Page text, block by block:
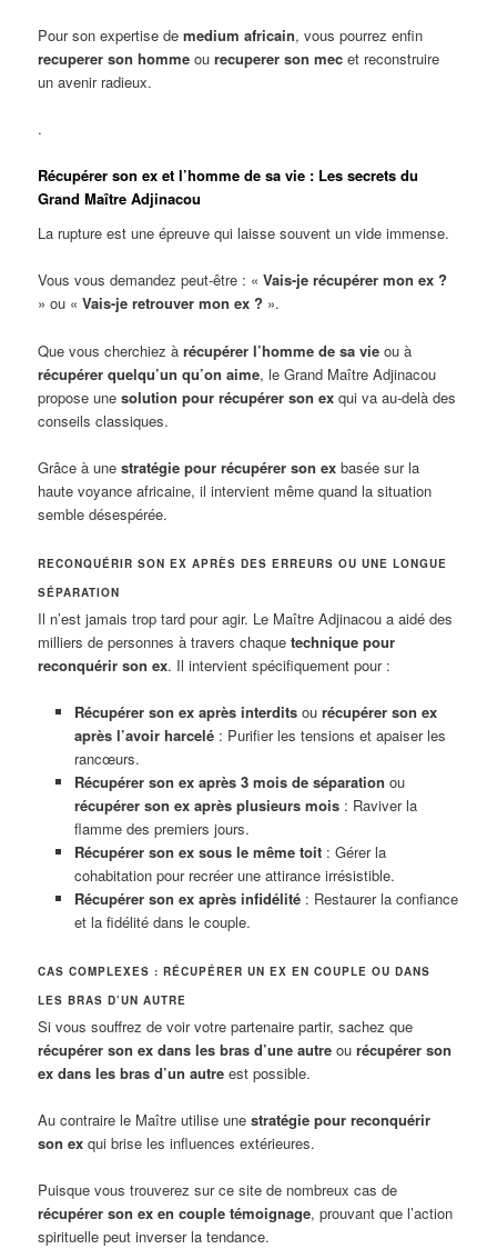
Pour son expertise demedium africain, vous pourrez enfin
recuperer son homme ourecuperer son mec et reconstruire
un avenir radieux.
.
Récupérer son ex et l’homme de sa vie : Les secrets du
Grand Maître Adjinacou
La rupture est une épreuve qui laisse souvent un vide immense.
Vous vous demandez peut-être : «Vais-je récupérer mon ex ?
» ou «Vais-je retrouver mon ex ? ».
Que vous cherchiez àrécupérer l’homme de sa vie ou à
récupérer quelqu’un qu’on aime, le Grand Maître Adjinacou
propose unesolution pour récupérer son ex qui va au-delà des
conseils classiques.
Grâce à unestratégie pour récupérer son ex basée sur la
haute voyance africaine, il intervient même quand la situation
semble désespérée.
RECONQUÉRIR SON EX APRÈS DES ERREURS OU UNE LONGUE
SÉPARATION
Il n’est jamais trop tard pour agir. Le Maître Adjinacou a aidé des
milliers de personnes à travers chaquetechnique pour
reconquérir son ex. Il intervient spécifiquement pour :
Récupérer son ex après interditsou récupérer son ex
après l’avoir harcelé: Purifier les tensions et apaiser les
rancœurs.
Récupérer son ex après 3 mois de séparation ou
récupérer son ex après plusieurs mois: Raviver la
flamme des premiers jours.
Récupérer son ex sous le même toit: Gérer la
cohabitation pour recréer une attirance irrésistible.
Récupérer son ex après infidélité: Restaurer la confiance
et la fidélité dans le couple.
CAS COMPLEXES : RÉCUPÉRER UN EX EN COUPLE OU DANS
LES BRAS D’UN AUTRE
Si vous souffrez de voir votre partenaire partir, sachez que
récupérer son ex dans les bras d’une autre ourécupérer son
ex dans les bras d’un autre est possible.
Au contraire le Maître utilise unestratégie pour reconquérir
son ex qui brise les influences extérieures.
Puisque vous trouverez sur ce site de nombreux cas de
récupérer son ex en couple témoignage, prouvant que l’action
spirituelle peut inverser la tendance.